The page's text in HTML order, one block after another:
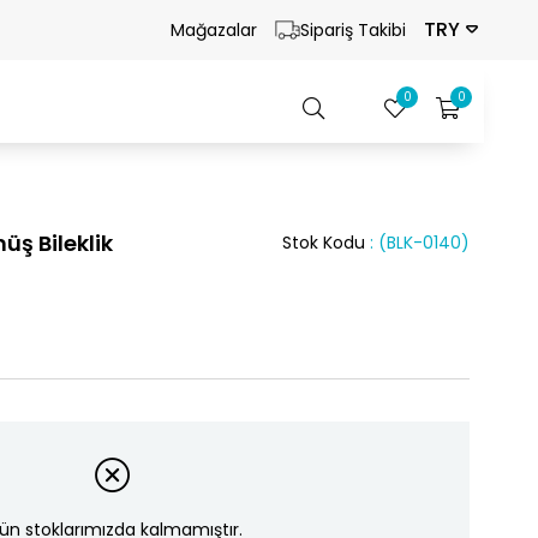
Mağazalar Sipariş Takibi TRY
0
0
Bileklik (BLK-0140)
Stok Kodu
stoklarımızda kalmamıştır.